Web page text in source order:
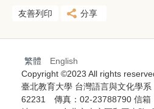
友善列印 分享
繁體
English
Copyright ©2023 All rights
臺北教育大學 台灣語言與文化學
62231 傳真：02-23788790 信箱